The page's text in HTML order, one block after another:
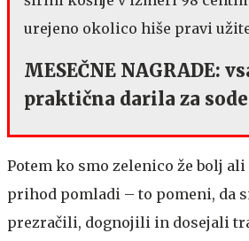
urejeno okolico hiše pravi
MESEČNE NAGRADE:
praktična darila za
Potem ko smo zelenico že bolj
prihod pomladi – to pomeni, da
prezračili, dognojili in dosejali